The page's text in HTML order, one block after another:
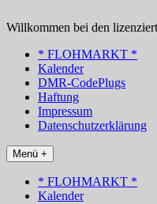
Inhalt
Willkommen bei den
* FLOHMARKT *
Kalender
DMR-CodePlugs
Haftung
Impressum
Datenschutzerklärung
Menü +
* FLOHMARKT *
Kalender